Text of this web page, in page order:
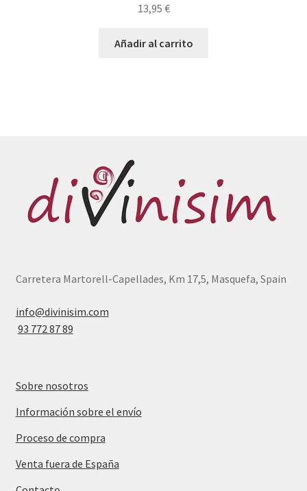
13,95 €
Añadir al carrito
Carretera Martorell-Capellades, Km 17,5, Masquefa, Spain
info@divinisim.com
93 772 87 89
Sobre nosotros
Información sobre el envío
Proceso de compra
Venta fuera de España